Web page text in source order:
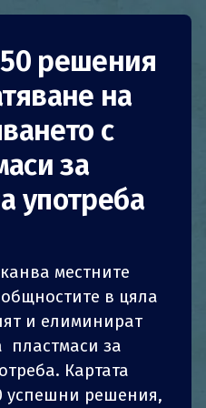
насипни
Бизнес
z СПОДЕЛИ
СПОДЕЛИ
решения
на
с
за
употреба
местните
в цяла
и елиминират
пластмаси за
Картата
успешни решения,
z СПОДЕЛИ
СПОДЕЛИ